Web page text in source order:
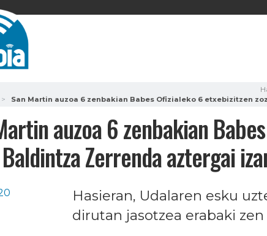
San Martin auzoa 6 zenbakian Babes Ofizialeko 6 etxebizitzen
auzoa 6 zenbakian
Zerrenda aztergai
Hasieran, Udalaren esku
dirutan jasotzea erabaki